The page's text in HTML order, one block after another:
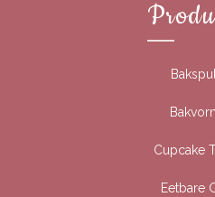
Cupcake
Eetbare